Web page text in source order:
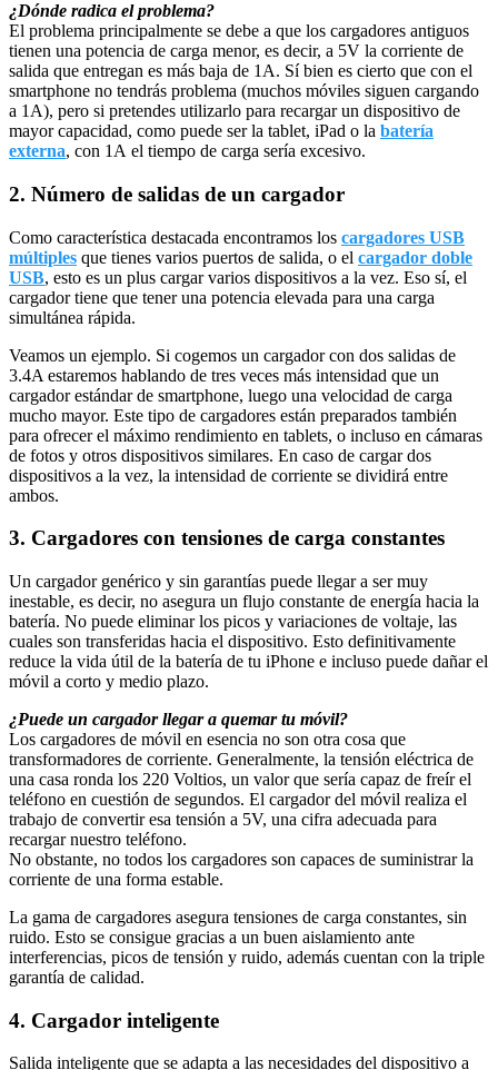
¿Dónde radica el problema?
El problema principalmente se debe a que los cargadores antiguos
tienen una potencia de carga menor, es decir, a 5V la corriente de
salida que entregan es más baja de 1A. Sí bien es cierto que con el
smartphone no tendrás problema (muchos móviles siguen cargando
a 1A), pero si pretendes utilizarlo para recargar un dispositivo de
mayor capacidad, como puede ser la tablet, iPad o la batería
externa, con 1A el tiempo de carga sería excesivo.
2. Número de salidas de un cargador
Como característica destacada encontramos los cargadores USB
múltiples que tienes varios puertos de salida, o el cargador doble
USB, esto es un plus cargar varios dispositivos a la vez. Eso sí, el
cargador tiene que tener una potencia elevada para una carga
simultánea rápida.
Veamos un ejemplo. Si cogemos un cargador con dos salidas de
3.4A estaremos hablando de tres veces más intensidad que un
cargador estándar de smartphone, luego una velocidad de carga
mucho mayor. Este tipo de cargadores están preparados también
para ofrecer el máximo rendimiento en tablets, o incluso en cámaras
de fotos y otros dispositivos similares. En caso de cargar dos
dispositivos a la vez, la intensidad de corriente se dividirá entre
ambos.
3. Cargadores con tensiones de carga constantes
Un cargador genérico y sin garantías puede llegar a ser muy
inestable, es decir, no asegura un flujo constante de energía hacia la
batería. No puede eliminar los picos y variaciones de voltaje, las
cuales son transferidas hacia el dispositivo. Esto definitivamente
reduce la vida útil de la batería de tu iPhone e incluso puede dañar el
móvil a corto y medio plazo.
¿Puede un cargador llegar a quemar tu móvil?
Los cargadores de móvil en esencia no son otra cosa que
transformadores de corriente. Generalmente, la tensión eléctrica de
una casa ronda los 220 Voltios, un valor que sería capaz de freír el
teléfono en cuestión de segundos. El cargador del móvil realiza el
trabajo de convertir esa tensión a 5V, una cifra adecuada para
recargar nuestro teléfono.
No obstante, no todos los cargadores son capaces de suministrar la
corriente de una forma estable.
La gama de cargadores asegura tensiones de carga constantes, sin
ruido. Esto se consigue gracias a un buen aislamiento ante
interferencias, picos de tensión y ruido, además cuentan con la triple
garantía de calidad.
4. Cargador inteligente
Salida inteligente que se adapta a las necesidades del dispositivo a